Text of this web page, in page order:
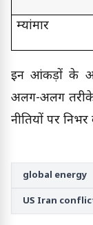
म्यांमार
इन आंकड़ों के
अलग-अलग तरीके
नीतियों पर
global energy
US Iran